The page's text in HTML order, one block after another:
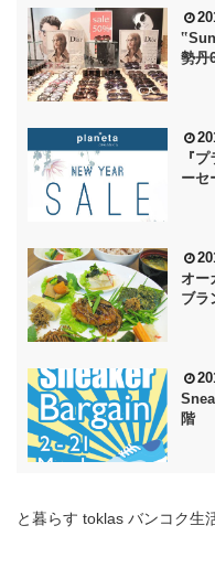
勢丹
『
ーセ
オー
ブラ
階
と暮らす toklas バンコク生